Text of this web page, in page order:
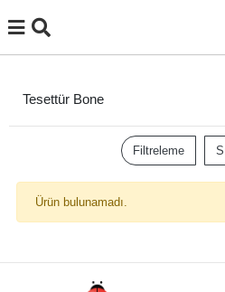
Tesettür Bone
Filtreleme
Ürün bulunamadı.